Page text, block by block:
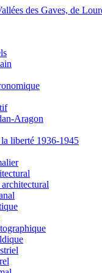
Aragon
liberté 1936-1945